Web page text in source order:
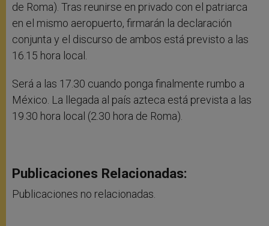
de Roma). Tras reunirse en privado con el patriarca
en el mismo aeropuerto, firmarán la declaración
conjunta y el discurso de ambos está previsto a las
16.15 hora local.
Será a las 17.30 cuando ponga finalmente rumbo a
México. La llegada al país azteca está prevista a las
19.30 hora local (2.30 hora de Roma).
Publicaciones Relacionadas:
Publicaciones no relacionadas.